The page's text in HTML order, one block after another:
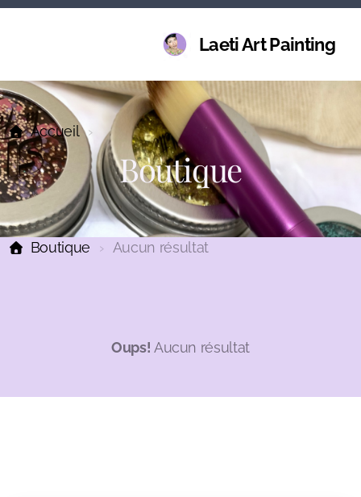
Laeti Art Painting
Accueil
Boutique
Boutique Aucun résultat
Oups! Aucun résultat